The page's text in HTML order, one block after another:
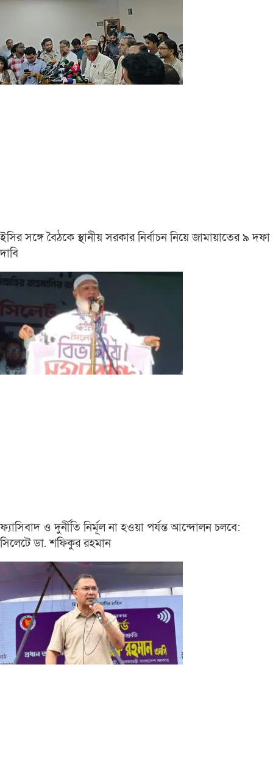
ইসির সঙ্গে বৈঠকে স্থানীয় সরকার নির্বাচন নিয়ে জামায়াতের ৯ দফা
দাবি
ফ্যাসিবাদ ও দুর্নীতি নির্মূল না হওয়া পর্যন্ত আন্দোলন চলবে:
সিলেটে ডা. শফিকুর রহমান